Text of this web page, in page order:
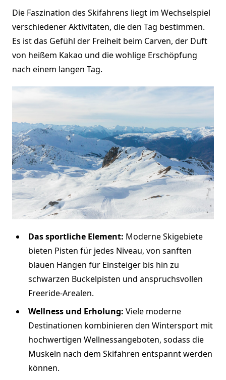
Die Faszination des Skifahrens liegt im Wechselspiel
verschiedener Aktivitäten, die den Tag bestimmen.
Es ist das Gefühl der Freiheit beim Carven, der Duft
von heißem Kakao und die wohlige Erschöpfung
nach einem langen Tag.
Das sportliche Element: Moderne Skigebiete
bieten Pisten für jedes Niveau, von sanften
blauen Hängen für Einsteiger bis hin zu
schwarzen Buckelpisten und anspruchsvollen
Freeride-Arealen.
Wellness und Erholung: Viele moderne
Destinationen kombinieren den Wintersport mit
hochwertigen Wellnessangeboten, sodass die
Muskeln nach dem Skifahren entspannt werden
können.